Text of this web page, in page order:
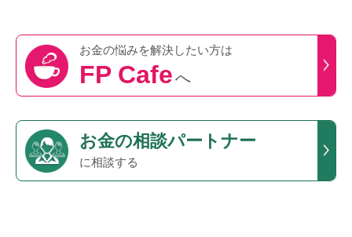
お金の悩みを解決したい方は
FP Cafeへ
お金の相談パートナー
に相談する